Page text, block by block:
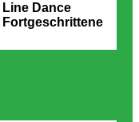
Line Dance
Fortgeschrittene